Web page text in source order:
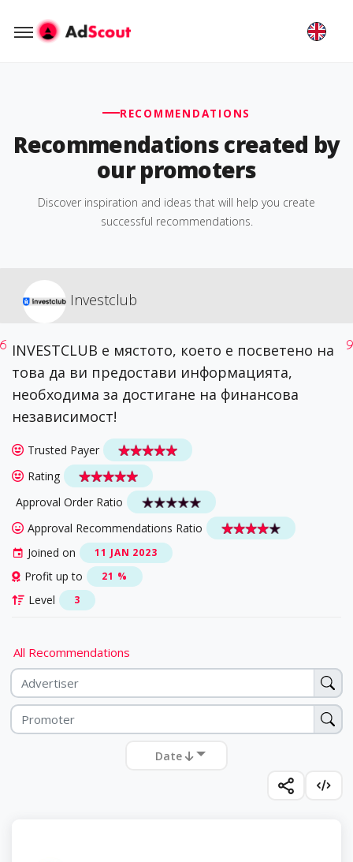
RECOMMENDATIONS
Recommendations created by
our promoters
Discover inspiration and ideas that will help you create
successful recommendations.
Investclub
INVESTCLUB е мястото, което е посветено на
това да ви предостави информацията,
необходима за достигане на финансова
независимост!
Trusted Payer
Rating
Approval Order Ratio
Approval Recommendations Ratio
Joined on
11 JAN 2023
Profit up to 21 %
Level 3
All Recommendations
Date